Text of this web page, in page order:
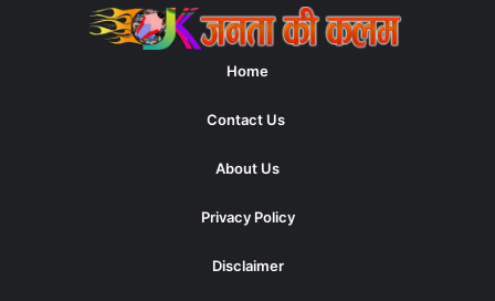
Home
Contact Us
About Us
Privacy Policy
Disclaimer